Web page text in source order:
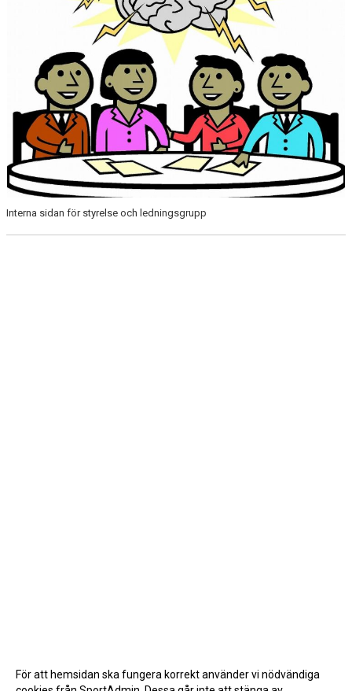
Interna sidan för styrelse och ledningsgrupp
För att hemsidan ska fungera korrekt använder vi nödvändiga